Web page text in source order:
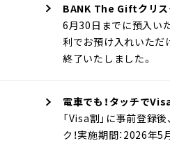
BANK The Giftクリス
6月30日までに預入い
利でお預け入れいただ
終了いたしました。
電車でも！タッチで
「Visa割」に事前登録
ク！実施期間：2026年